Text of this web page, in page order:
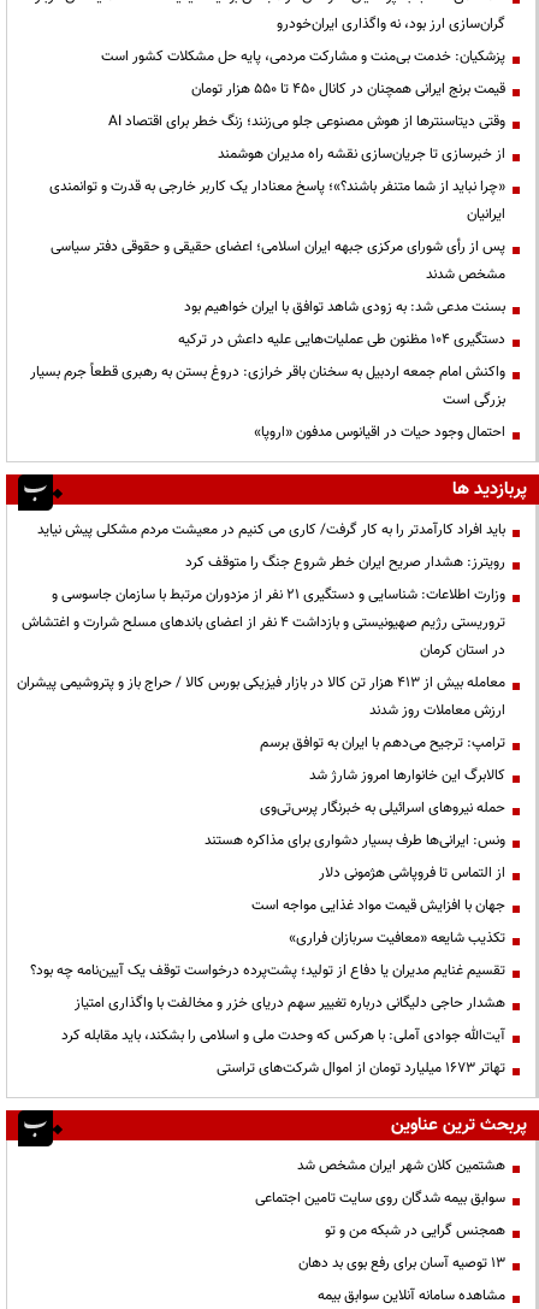
گران‌سازی ارز بود، نه واگذاری ایران‌خودرو
پزشکیان: خدمت بی‌منت و مشارکت مردمی، پایه حل مشکلات کشور است
قیمت‌ برنج ایرانی همچنان در کانال ۴۵۰ تا ۵۵۰ هزار تومان
وقتی دیتاسنترها از هوش مصنوعی جلو می‌زنند؛ زنگ خطر برای اقتصاد AI
از خبرسازی تا جریان‌سازی نقشه راه مدیران هوشمند
«چرا نباید از شما متنفر باشند؟»؛ پاسخ معنادار یک کاربر خارجی به قدرت و توانمندی
ایرانیان
پس از رأی شورای مرکزی جبهه ایران اسلامی؛ اعضای حقیقی و حقوقی دفتر سیاسی
مشخص شدند
بسنت مدعی شد: به زودی شاهد توافق با ایران خواهیم بود
دستگیری ۱۰۴ مظنون طی عملیات‌هایی علیه داعش در ترکیه
واکنش امام جمعه اردبیل به سخنان باقر خرازی: دروغ بستن به رهبری قطعاً جرم بسیار
بزرگی است
احتمال وجود حیات در اقیانوس مدفون «اروپا»
پربازدید ها
باید افراد کارآمدتر را به کار گرفت/ کاری می کنیم در معیشت مردم مشکلی پیش نیاید
رویترز: هشدار صریح ایران خطر شروع جنگ را متوقف کرد
وزارت اطلاعات: شناسایی و دستگیری ۲۱ نفر از مزدوران مرتبط با سازمان جاسوسی و
تروریستی رژیم صهیونیستی و بازداشت ۴ نفر از اعضای باندهای مسلح شرارت و اغتشاش
در استان کرمان
معامله بیش از ۴۱۳ هزار تن کالا در بازار فیزیکی بورس کالا / حراج باز و پتروشیمی پیشران
ارزش معاملات روز شدند
ترامپ: ترجیح می‌دهم با ایران به توافق برسم
کالابرگ این خانوارها امروز شارژ شد
حمله نیروهای اسرائیلی به خبرنگار پرس‌تی‌وی
ونس: ایرانی‌ها طرف بسیار دشواری برای مذاکره هستند
از التماس تا فروپاشی هژمونی دلار
جهان با افزایش قیمت مواد غذایی مواجه است
تکذیب شایعه «معافیت سربازان فراری»
تقسیم غنایم مدیران یا دفاع از تولید؛ پشت‌پرده درخواست توقف یک آیین‌نامه چه بود؟
هشدار حاجی دلیگانی درباره تغییر سهم دریای خزر و مخالفت با واگذاری امتیاز
آیت‌الله جوادی آملی: با هرکس که وحدت ملی و اسلامی را بشکند، باید مقابله کرد
تهاتر ۱۶۷۳ میلیارد تومان از اموال شرکت‌های تراستی
پربحث ترین عناوین
هشتمین کلان شهر ایران مشخص شد
سوابق بیمه شدگان روی سایت تامین اجتماعی
همجنس گرایی در شبکه من و تو
13 توصیه آسان برای رفع بوی بد دهان
مشاهده سامانه آنلاين سوابق بیمه